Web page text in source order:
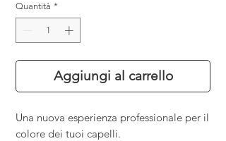
Quantità *
Aggiungi al carrello
Una nuova esperienza professionale per il
colore dei tuoi capelli.